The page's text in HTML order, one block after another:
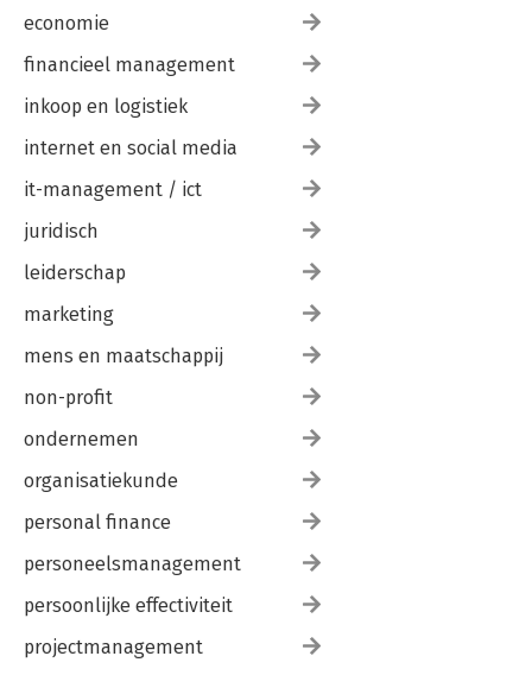
economie
financieel management
inkoop en logistiek
internet en social media
it-management / ict
juridisch
leiderschap
marketing
mens en maatschappij
non-profit
ondernemen
organisatiekunde
personal finance
personeelsmanagement
persoonlijke effectiviteit
projectmanagement